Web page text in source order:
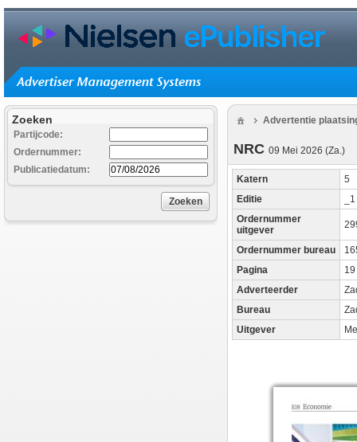
Zoeken
Partijcode:
Ordernummer:
Publicatiedatum:
Zoeken
Advertentie
NRC 09 Mei 2026 (Za.)
Katern
5
Editie
_1
Ordernummer
uitgever
Ordernummer bureau
Pagina
Adverteerder
Bureau
Uitgever